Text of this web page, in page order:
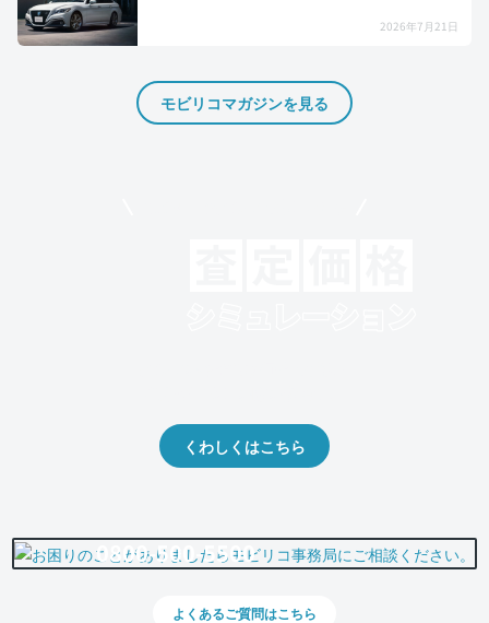
2026年7月21日
モビリコマガジンを見る
くわしくはこちら
0800-500-5500
よくあるご質問はこちら